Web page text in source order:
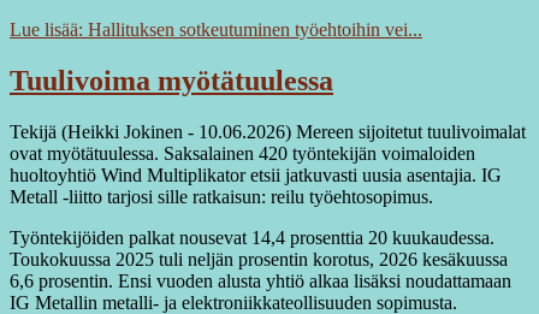
Lue lisää: Hallituksen sotkeutuminen työehtoihin vei...
Tuulivoima myötätuulessa
Tekijä (Heikki Jokinen - 10.06.2026) Mereen sijoitetut tuulivoimalat
ovat myötätuulessa. Saksalainen 420 työntekijän voimaloiden
huoltoyhtiö Wind Multiplikator etsii jatkuvasti uusia asentajia. IG
Metall -liitto tarjosi sille ratkaisun: reilu työehtosopimus.
Työntekijöiden palkat nousevat 14,4 prosenttia 20 kuukaudessa.
Toukokuussa 2025 tuli neljän prosentin korotus, 2026 kesäkuussa
6,6 prosentin. Ensi vuoden alusta yhtiö alkaa lisäksi noudattamaan
IG Metallin metalli- ja elektroniikkateollisuuden sopimusta.